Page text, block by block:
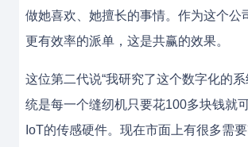
做她喜欢、她擅长的事情。作为这个公
更有效率的派单，这是共赢的效果。
这位第二代说“我研究了这个数字化的
统是每一个缝纫机只要花100多块钱就
IoT的传感硬件。现在市面上有很多需